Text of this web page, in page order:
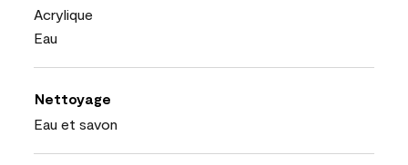
Acrylique
Eau
Nettoyage
Eau et savon